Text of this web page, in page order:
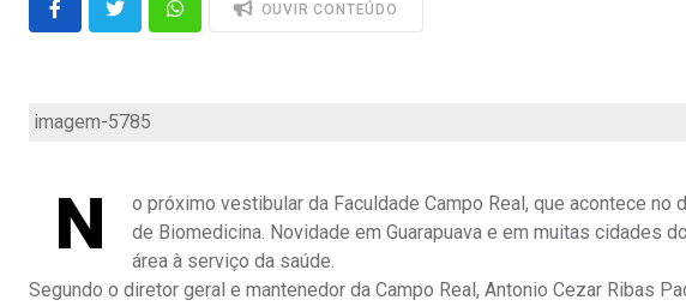
OUVIR CONTEÚDO
imagem-5785
N
o próximo vestibular da Faculdade Campo Real, que acontece
de Biomedicina. Novidade em Guarapuava e em muitas cidades
área à serviço da saúde.
Segundo o diretor geral e mantenedor da Campo Real, Antonio Cezar Ribas